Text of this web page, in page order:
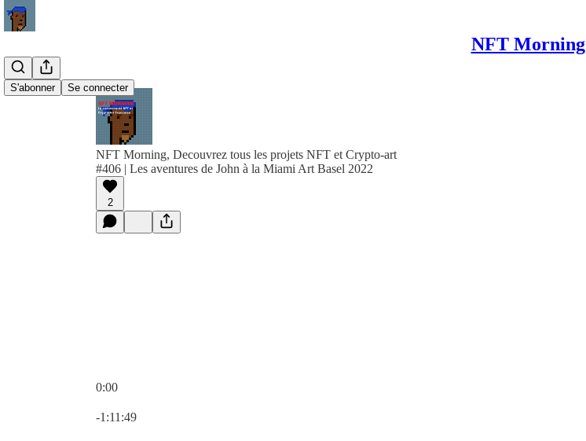
NFT Morning
S'abonner Se connecter
NFT Morning, Decouvrez tous les projets NFT et Crypto-art
#406 | Les aventures de John à la Miami Art Basel 2022
2
0:00
-1:11:49